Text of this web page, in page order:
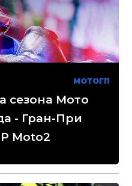
МОТОГП
сезона Мото
- Гран-При
Moto2